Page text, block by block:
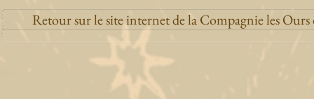
Retour sur le site internet de la Compagnie les Ours